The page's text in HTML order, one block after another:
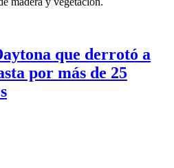
que derrotó a
por más de 25